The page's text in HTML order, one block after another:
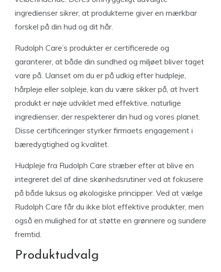
ingredienser sikrer, at produkterne giver en mærkbar
forskel på din hud og dit hår.
Rudolph Care’s produkter er certificerede og
garanterer, at både din sundhed og miljøet bliver taget
vare på. Uanset om du er på udkig efter hudpleje,
hårpleje eller solpleje, kan du være sikker på, at hvert
produkt er nøje udviklet med effektive, naturlige
ingredienser, der respekterer din hud og vores planet.
Disse certificeringer styrker firmaets engagement i
bæredygtighed og kvalitet.
Hudpleje fra Rudolph Care stræber efter at blive en
integreret del af dine skønhedsrutiner ved at fokusere
på både luksus og økologiske principper. Ved at vælge
Rudolph Care får du ikke blot effektive produkter, men
også en mulighed for at støtte en grønnere og sundere
fremtid.
Produktudvalg